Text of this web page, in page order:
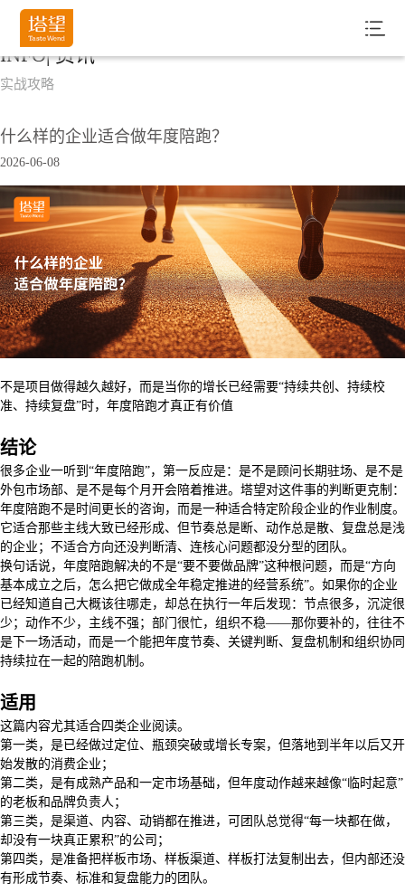
INFO| 资讯
实战攻略
什么样的企业适合做年度陪跑？
2026-06-08
不是项目做得越久越好，而是当你的增长已经需要“持续共创、持续校
准、持续复盘”时，年度陪跑才真正有价值
结论
很多企业一听到“年度陪跑”，第一反应是：是不是顾问长期驻场、是不是
外包市场部、是不是每个月开会陪着推进。塔望对这件事的判断更克制：
年度陪跑不是时间更长的咨询，而是一种适合特定阶段企业的作业制度。
它适合那些主线大致已经形成、但节奏总是断、动作总是散、复盘总是浅
的企业；不适合方向还没判断清、连核心问题都没分型的团队。
换句话说，年度陪跑解决的不是“要不要做品牌”这种根问题，而是“方向
基本成立之后，怎么把它做成全年稳定推进的经营系统”。如果你的企业
已经知道自己大概该往哪走，却总在执行一年后发现：节点很多，沉淀很
少；动作不少，主线不强；部门很忙，组织不稳——那你要补的，往往不
是下一场活动，而是一个能把年度节奏、关键判断、复盘机制和组织协同
持续拉在一起的陪跑机制。
适用
这篇内容尤其适合四类企业阅读。
第一类，是已经做过定位、瓶颈突破或增长专案，但落地到半年以后又开
始发散的消费企业；
第二类，是有成熟产品和一定市场基础，但年度动作越来越像“临时起意”
的老板和品牌负责人；
第三类，是渠道、内容、动销都在推进，可团队总觉得“每一块都在做，
却没有一块真正累积”的公司；
第四类，是准备把样板市场、样板渠道、样板打法复制出去，但内部还没
有形成节奏、标准和复盘能力的团队。